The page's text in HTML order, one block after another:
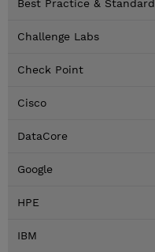
Best Practice & Standard
Challenge Labs
Check Point
Cisco
DataCore
Google
HPE
IBM